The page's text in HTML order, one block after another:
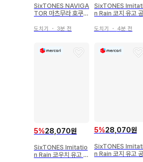
SixTONES NAVIGA
TOR 마츠무라 호쿠토
도치기 ・ 3분 전
SixTONES
n Rain 코지 유고
도치기 ・ 4분 전
5%28,070원
SixTONES Imitatio
n Rain 코우치 유고 공
5%28,070원
SixTONES
n Rain 코지 유고